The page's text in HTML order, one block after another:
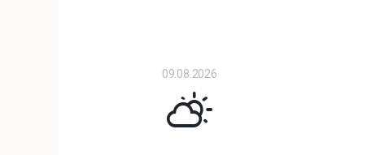
09.08.2026